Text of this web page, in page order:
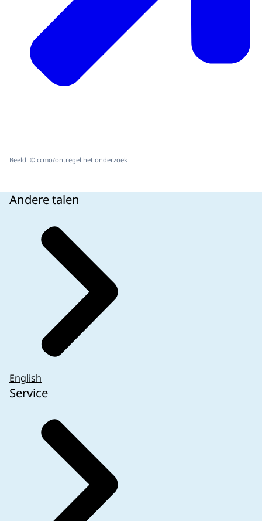
Beeld: © ccmo/ontregel het onderzoek
Andere talen
English
Service